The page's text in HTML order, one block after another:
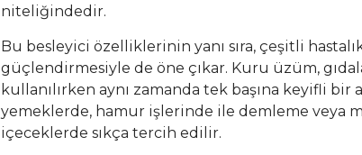
niteliğindedir.
Bu besleyici özelliklerinin yanı sıra, çeşitli
güçlendirmesiyle de öne çıkar. Kuru üzüm,
kullanılırken aynı zamanda tek başına keyifli bir
yemeklerde, hamur işlerinde ile demleme veya
içeceklerde sıkça tercih edilir.